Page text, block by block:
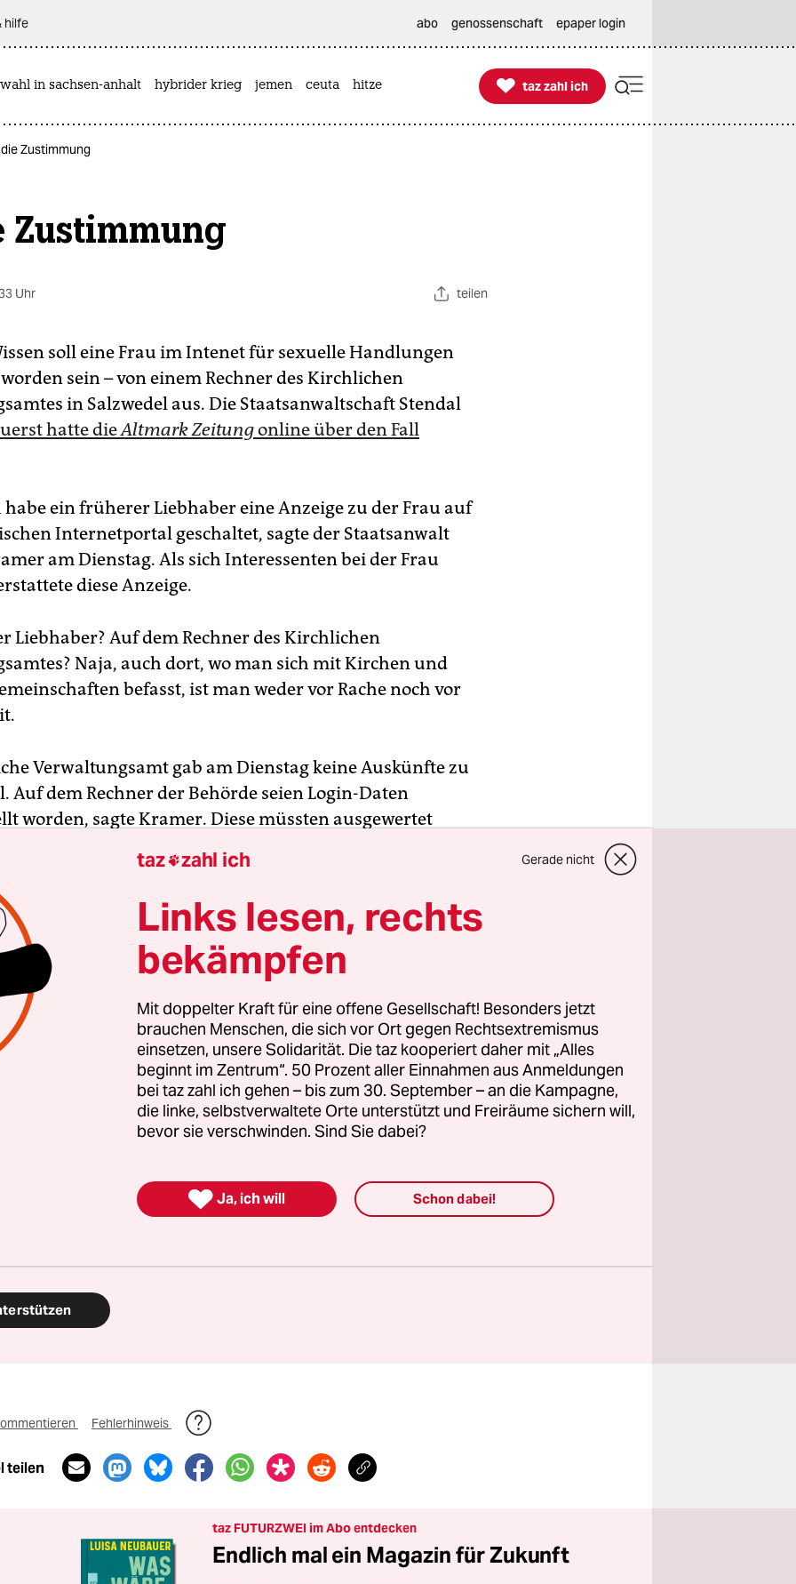
hilfe abo genossenschaft epaper login
in sachsen-anhalt hybrider krieg jemen ceuta hitze 
taz zahl ich
taz zahl ich
Zustimmung
Uhr teilen
soll eine Frau im Intenet für sexuelle Handlungen
sein – von einem Rechner des Kirchlichen
in Salzwedel aus. Die Staatsanwaltschaft Stendal
hatte dieAltmark Zeitungonline über den Fall
habe ein früherer Liebhaber eine Anzeige zu der Frau auf
Internetportal geschaltet, sagte der Staatsanwalt
am Dienstag. Als sich Interessenten bei der Frau
diese Anzeige.
Liebhaber? Auf dem Rechner des Kirchlichen
Naja, auch dort, wo man sich mit Kirchen und
befasst, ist man weder vor Rache noch vor
Verwaltungsamt gab am Dienstag keine Auskünfte zu
Auf dem Rechner der Behörde seien Login-Daten
worden, sagte Kramer. Diese müssten ausgewertet
stärken
Erfolg der AfD bei den kommenden Landtagswahlen
rechtsextreme Kräfte inzwischen geworden sind.
braucht es Zusammenhalt und Solidarität. Auch und vor
Menschen, die sich vor Ort für eine starke
einsetzen. Die taz kooperiert deshalb mit "Alles
Zentrum". Die Kampagne unterstützt bundesweit linke,
Journalismus – und zivilgesellschaftliches Engagement.
Fehlerhinweis
teilen
taz FUTURZWEI im Abo entdecken
Endlich mal ein Magazin für Zukunft
taz zahl ich Gerade nicht
Links lesen, rechts
bekämpfen
Mit doppelter Kraft für eine offene Gesellschaft! Besonders jetzt
brauchen Menschen, die sich vor Ort gegen Rechtsextremismus
einsetzen, unsere Solidarität. Die taz kooperiert daher mit „Alles
beginnt im Zentrum“. 50 Prozent aller Einnahmen aus Anmeldungen
bei taz zahl ich gehen – bis zum 30. September – an die Kampagne,
die linke, selbstverwaltete Orte unterstützt und Freiräume sichern will,
bevor sie verschwinden. Sind Sie dabei?
 Ja, ich will Schon dabei!